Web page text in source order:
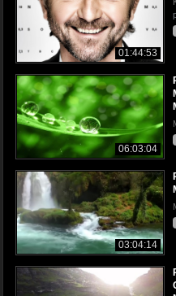
01:44:53
06:03:04
03:04:14